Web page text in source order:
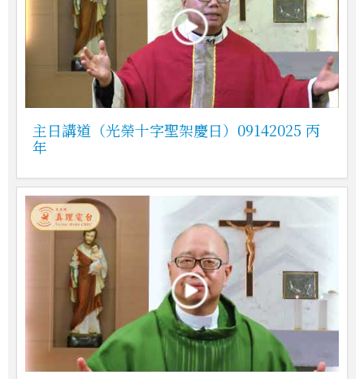
主日講道（光榮十字聖架慶日）09142025 丙
年